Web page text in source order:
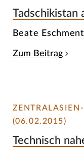
Tadschikistan
Beate
Zum Beitrag
(06.02.2015)
Technisch